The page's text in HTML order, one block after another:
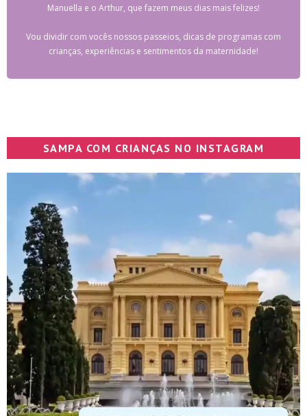
Manuella e o Arthur, que fazem meus dias mais felizes!
Vou dividir com vocês nossos passeios, dicas de programas com
crianças, experiências e sentimentos da maternidade!
SAMPA COM CRIANÇAS NO INSTAGRAM